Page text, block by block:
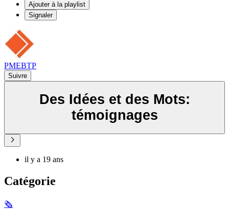
Ajouter à la playlist
Signaler
PMEBTP
Suivre
Des Idées et des Mots:
témoignages
il y a 19 ans
Catégorie
🗞